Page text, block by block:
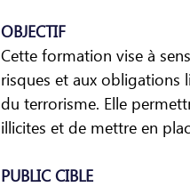
OBJECTIF
Cette formation vise à
risques et aux obligations
du terrorisme. Elle
illicites et de mettre en
PUBLIC CIBLE